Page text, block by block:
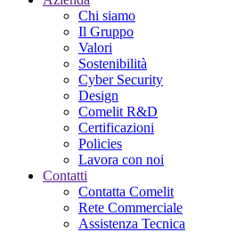
Chi siamo
Il Gruppo
Valori
Sostenibilità
Cyber Security
Design
Comelit R&D
Certificazioni
Policies
Lavora con noi
Contatti
Contatta Comelit
Rete Commerciale
Assistenza Tecnica